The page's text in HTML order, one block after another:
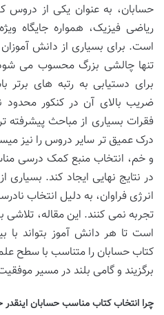
حسابان، به عنوان یکی از
ریاضی فیزیک، همواره جایگاه
است. برای بسیاری از دانش
تنها چالشی بزرگ محسوب می
برای دستیابی به رتبه های
ضریب بالای آن در کنکور
فقرات بسیاری از مباحث
درک عمیق تر سایر دروس را نیز
و خم، انتخاب منبع کمک درسی
در نتایج نهایی ایجاد کند.
انرژی فراوان، به دلیل انتخاب
تجربه نمی کنند. این مقاله، تلاشی
است تا هر دانش آموز بتواند با
کتاب حسابان را متناسب با سطح
برگزیند و گامی بلند در مسیر
چرا انتخاب کتاب مناسب حسابان